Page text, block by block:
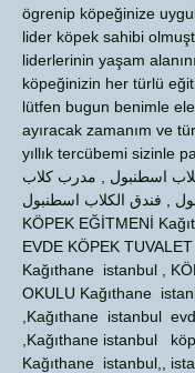
ögrenip köpeğinize
lider köpek sahibi
liderlerinin yaşam
köpeğinizin her türlü
lütfen bugun benimle
ayıracak zamanım ve
yıllık tercübemi sizinle
اسطنبول , مدرب كلاب
, فندق الكلاب اسطنبول
KÖPEK EĞİTMENİ
EVDE KÖPEK
Kağıthane istanbul ,
OKULU Kağıthane
,Kağıthane istanbul
,Kağıthane istanbul
Kağıthane istanbul,,